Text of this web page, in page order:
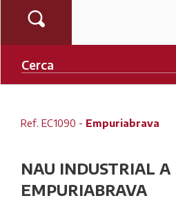
Ref. EC1090 - Empuriabrava
NAU INDUSTRIAL A
EMPURIABRAVA